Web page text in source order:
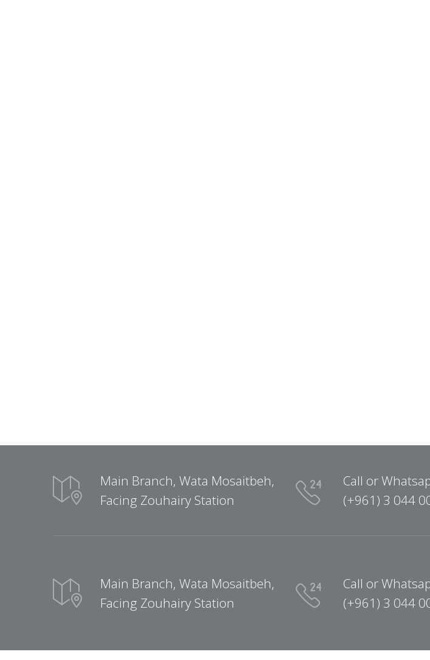
Main Branch, Wata Mosaitbeh,
Facing Zouhairy Station
Call or
(+961) 3 044
Main Branch, Wata Mosaitbeh,
Facing Zouhairy Station
Call or
(+961) 3 044